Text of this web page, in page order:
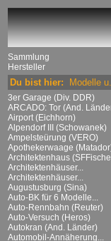
Sammlung
Hersteller
Du bist hier: Modelle
3er Garage (Div. DDR)
ARCADO: Tor (And.
Airport (Eichhorn)
Alpendorf III (Schowanek)
Ampelsteürung (VERO)
Apothekerwaage
Architektenhaus
Architektenhäuser...
Architektenhäuser...
Augustusburg (Sina)
Auto-BK für 6 Modelle...
Auto-Rennbahn (Reuter)
Auto-Versuch (Heros)
Autokran (And. Länder)
Automobil-Annäherung...